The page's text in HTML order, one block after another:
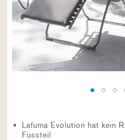
Lafuma Evolution hat kein
Fussteil